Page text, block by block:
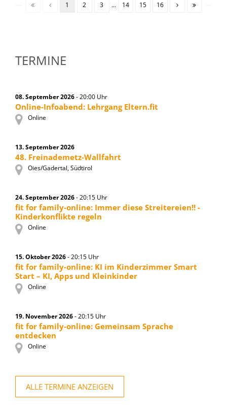
1 2 3 ... 14 15 16
TERMINE
08. September 2026- 20:00 Uhr
Online-Infoabend: Lehrgang Eltern.fit
Online
13. September 2026
48. Freinademetz-Wallfahrt
Oies/Gadertal, Südtirol
24. September 2026- 20:15 Uhr
fit for family-online: Immer diese Streitereien!! -
Kinderkonflikte regeln
Online
15. Oktober 2026- 20:15 Uhr
fit for family-online: KI im Kinderzimmer Smart
Start – KI, Apps und Kleinkinder
Online
19. November 2026- 20:15 Uhr
fit for family-online: Gemeinsam Sprache
entdecken
Online
ALLE TERMINE ANZEIGEN